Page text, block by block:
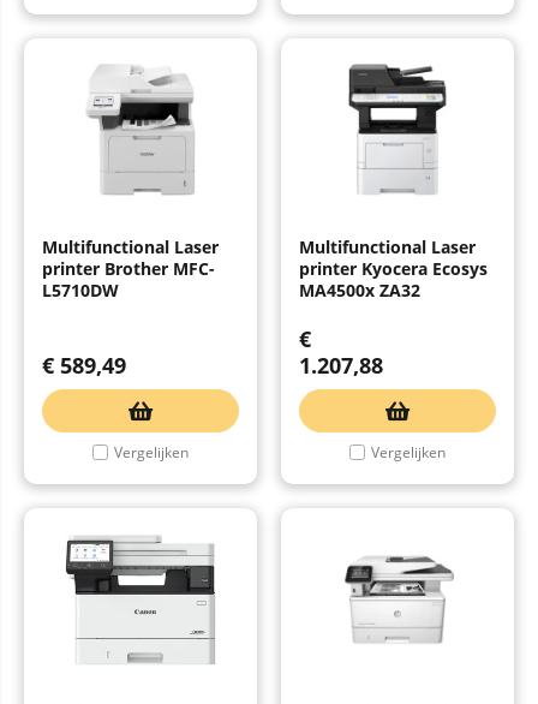
Multifunctional Laser
printer Brother MFC-
L5710DW
€ 589,49
Vergelijken
Multifunctional Laser
printer Kyocera Ecosys
MA4500x ZA32
€
1.207,88
Vergelijken